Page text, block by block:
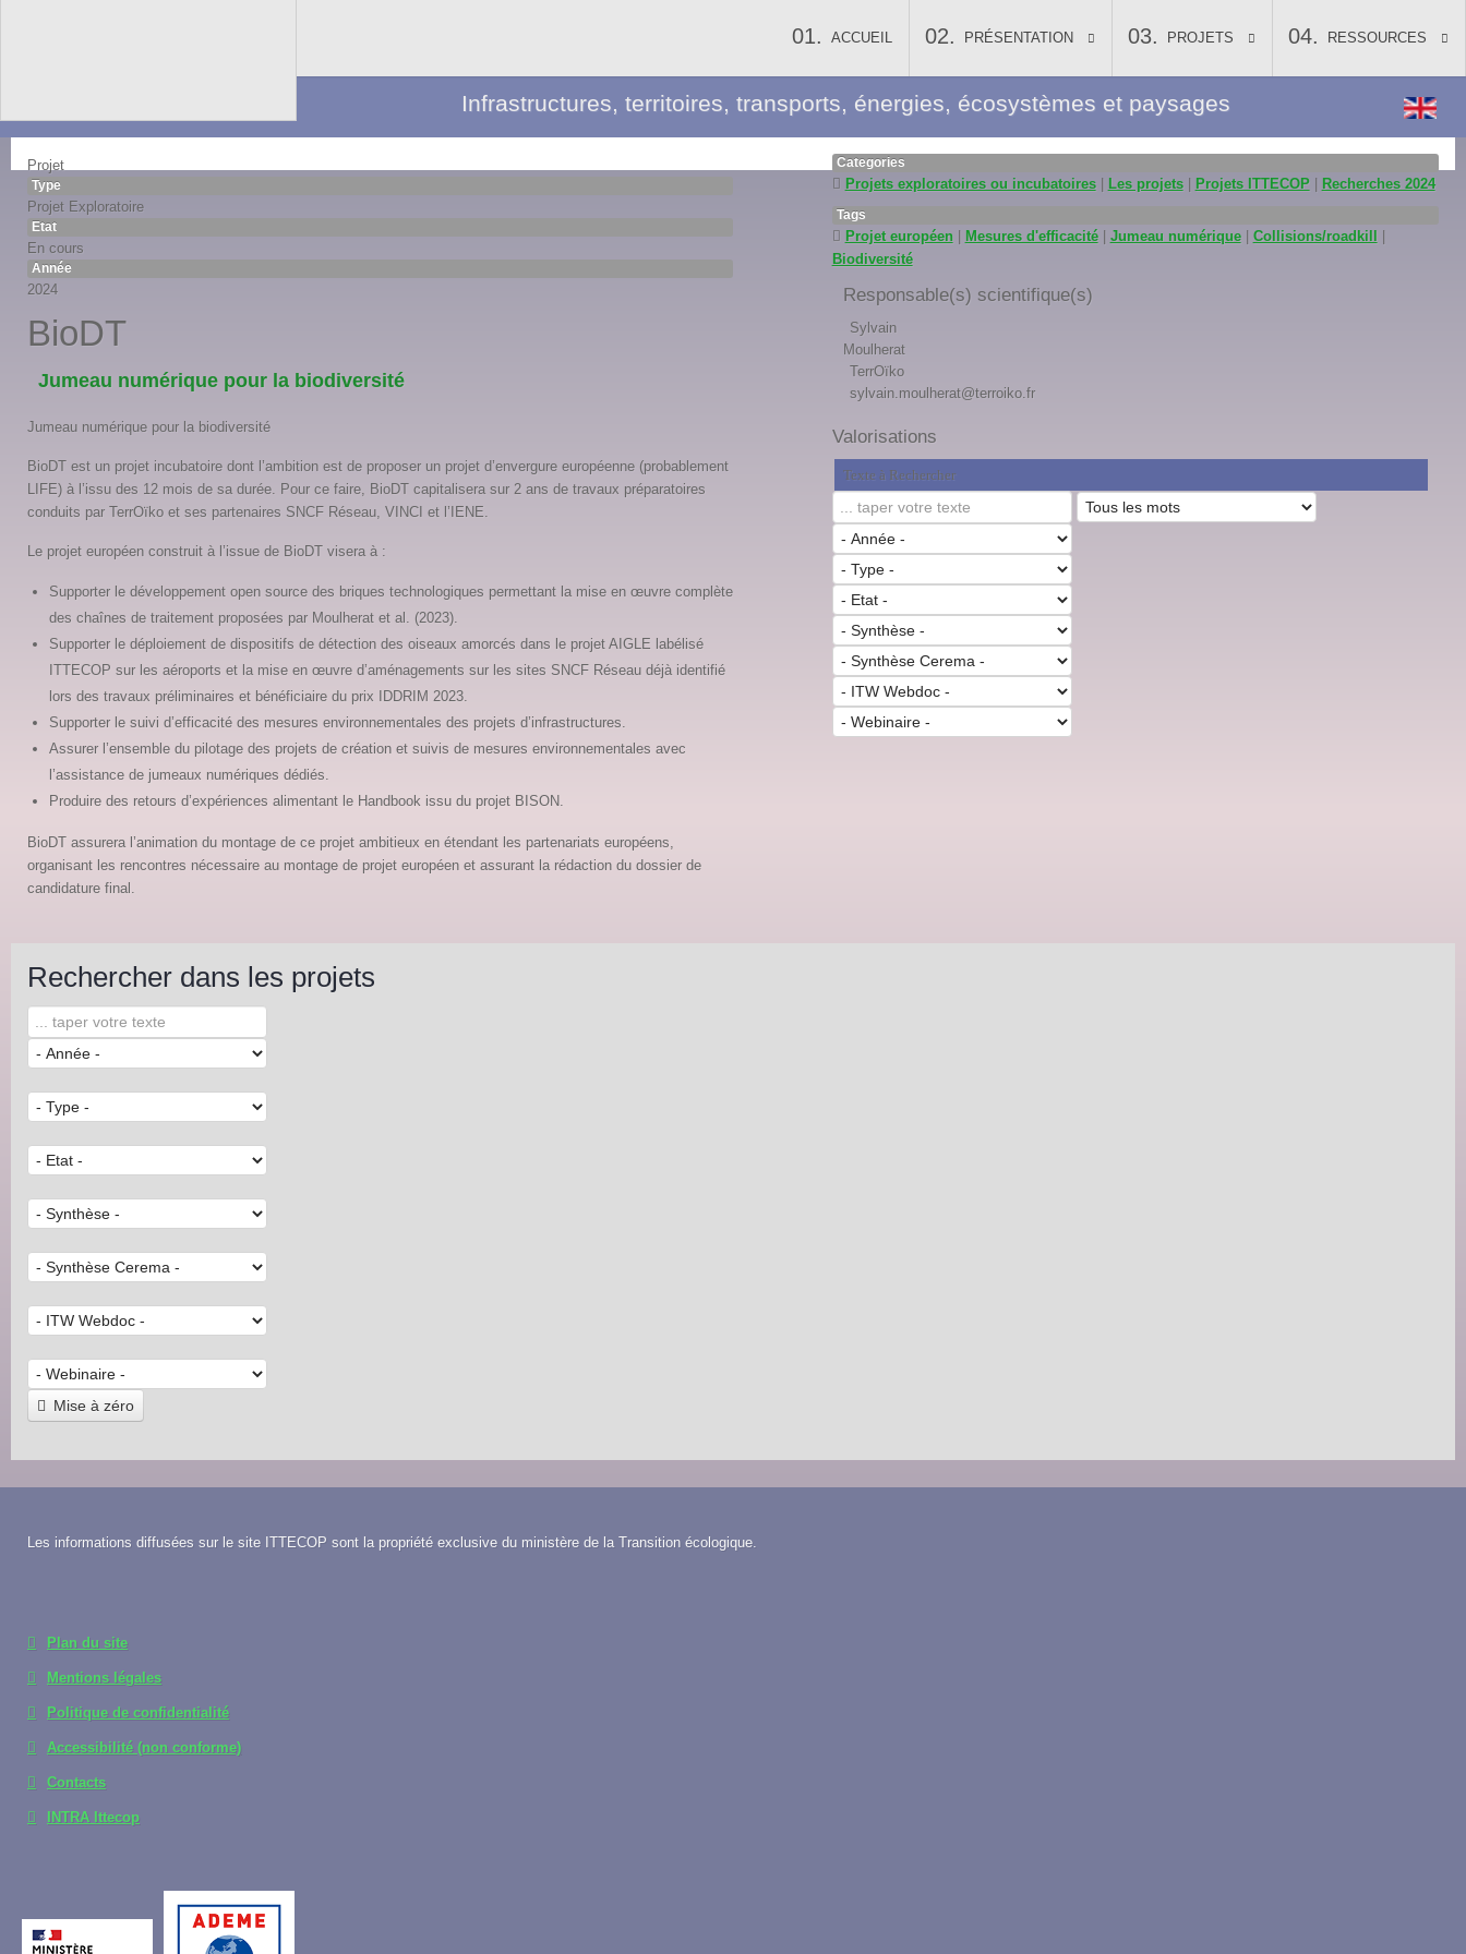
ACCUEIL PRÉSENTATION PROJETS RESSOURCES
Infrastructures, territoires, transports, énergies, écosystèmes et paysages
Projet
Type
Projet Exploratoire
Etat
En cours
Année
2024
BioDT
Jumeau numérique pour la biodiversité
Jumeau numérique pour la biodiversité
BioDT est un projet incubatoire dont l’ambition est de proposer un projet d’envergure européenne (probablement
LIFE) à l’issu des 12 mois de sa durée. Pour ce faire, BioDT capitalisera sur 2 ans de travaux préparatoires
conduits par TerrOïko et ses partenaires SNCF Réseau, VINCI et l’IENE.
Le projet européen construit à l’issue de BioDT visera à :
Supporter le développement open source des briques technologiques permettant la mise en œuvre complète
des chaînes de traitement proposées par Moulherat et al. (2023).
Supporter le déploiement de dispositifs de détection des oiseaux amorcés dans le projet AIGLE labélisé
ITTECOP sur les aéroports et la mise en œuvre d’aménagements sur les sites SNCF Réseau déjà identifié
lors des travaux préliminaires et bénéficiaire du prix IDDRIM 2023.
Supporter le suivi d’efficacité des mesures environnementales des projets d’infrastructures.
Assurer l’ensemble du pilotage des projets de création et suivis de mesures environnementales avec
l’assistance de jumeaux numériques dédiés.
Produire des retours d’expériences alimentant le Handbook issu du projet BISON.
BioDT assurera l’animation du montage de ce projet ambitieux en étendant les partenariats européens,
organisant les rencontres nécessaire au montage de projet européen et assurant la rédaction du dossier de
candidature final.
Categories
Projets exploratoires ou incubatoires| Les projets| Projets ITTECOP| Recherches 2024
Tags
Projet européen Mesures d'efficacité| Jumeau numérique| Collisions/roadkill
Biodiversité
Responsable(s) scientifique(s)
Sylvain
Moulherat
TerrOïko
sylvain.moulherat@terroiko.fr
Valorisations
Texte à Rechercher
Rechercher dans les projets
Mise à zéro
Les informations diffusées sur le site ITTECOP sont la propriété exclusive du ministère de la Transition écologique.
Plan du site
Mentions légales
Politique de confidentialité
Accessibilité (non conforme)
Contacts
INTRA Ittecop